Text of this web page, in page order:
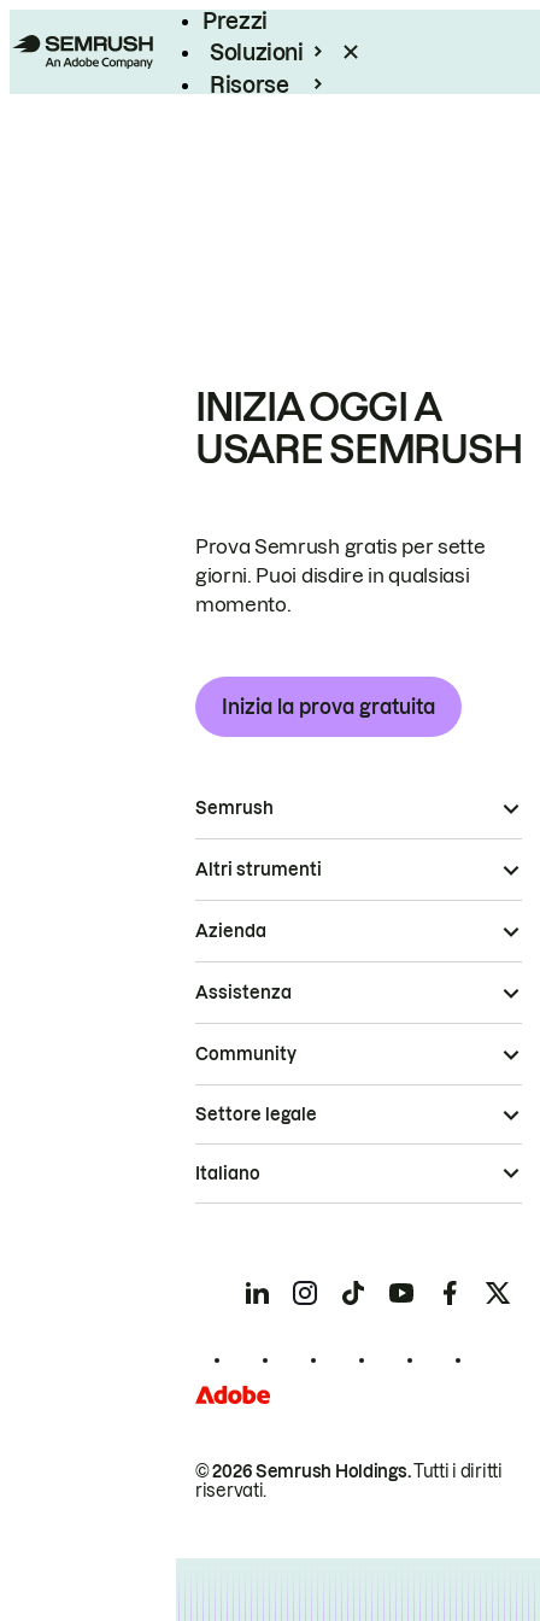
Prezzi
Soluzioni
Risorse
INIZIA OGGI A
USARE SEMRUSH
Prova Semrush gratis per sette
giorni. Puoi disdire in qualsiasi
momento.
Inizia la prova gratuita
Semrush
Altri strumenti
Azienda
Assistenza
Community
© 2026 Semrush Holdings.Tutti i diritti
riservati.
Settore legale
Italiano